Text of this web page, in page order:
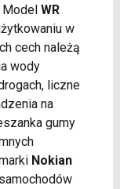
Model WR
w
cech należą
wody
liczne
na
gumy
Nokian